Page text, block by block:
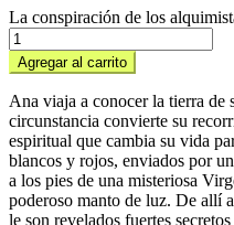
La conspiración de los
Agregar al carrito
Ana viaja a conocer la tierra de
circunstancia convierte su
espiritual que cambia su vida
blancos y rojos, enviados por
a los pies de una misteriosa
poderoso manto de luz. De allí
le son revelados fuertes